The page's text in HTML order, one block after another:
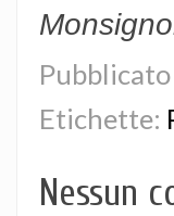
Pubblicato
Etichette:
Nessun